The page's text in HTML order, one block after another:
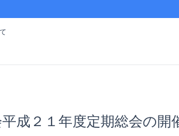
成２１年度定期総会の開